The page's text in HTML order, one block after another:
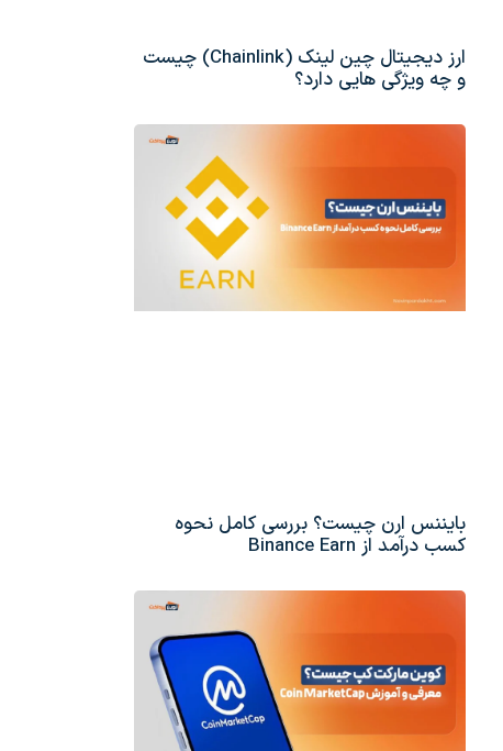
ارز دیجیتال چین لینک (Chainlink) چیست
و چه ویژگی هایی دارد؟
بایننس ارن چیست؟ بررسی کامل نحوه
کسب درآمد از Binance Earn